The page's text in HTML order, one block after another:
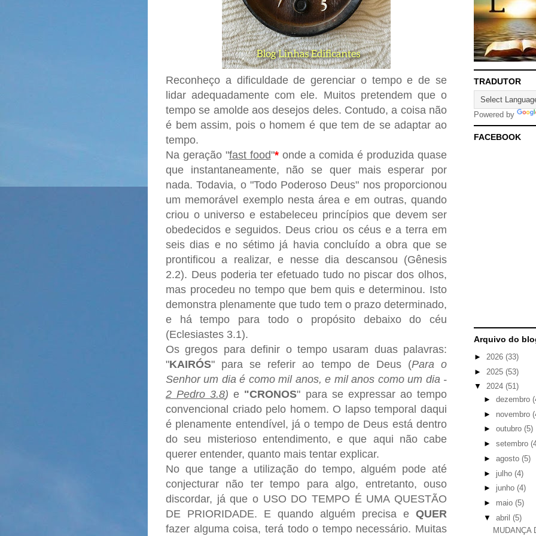
Reconheço a dificuldade de gerenciar o tempo e de se
lidar adequadamente com ele. Muitos pretendem que o
tempo se amolde aos desejos deles. Contudo, a coisa não
é bem assim, pois o homem é que tem de se adaptar ao
tempo.
Na geração "fast food"*onde a comida é produzida quase
que instantaneamente, não se quer mais esperar por
nada. Todavia, o "Todo Poderoso Deus" nos proporcionou
um memorável exemplo nesta área e em outras, quando
criou o universo e estabeleceu princípios que devem ser
obedecidos e seguidos. Deus criou os céus e a terra em
seis dias e no sétimo já havia concluído a obra que se
prontificou a realizar, e nesse dia descansou (Gênesis
2.2). Deus poderia ter efetuado tudo no piscar dos olhos,
mas procedeu no tempo que bem quis e determinou. Isto
demonstra plenamente que tudo tem o prazo determinado,
e há tempo para todo o propósito debaixo do céu
(Eclesiastes 3.1).
Os gregos para definir o tempo usaram duas palavras:
"KAIRÓS" para se referir ao tempo de Deus (Para o
Senhor um dia é como mil anos, e mil anos como um dia -
2 Pedro 3.8) e "CRONOS" para se expressar ao tempo
convencional criado pelo homem. O lapso temporal daqui
é plenamente entendível, já o tempo de Deus está dentro
do seu misterioso entendimento, e que aqui não cabe
querer entender, quanto mais tentar explicar.
No que tange a utilização do tempo, alguém pode até
conjecturar não ter tempo para algo, entretanto, ouso
discordar, já que o USO DO TEMPO É UMA QUESTÃO
DE PRIORIDADE. E quando alguém precisa e QUER
fazer alguma coisa, terá todo o tempo necessário. Muitas
TRADUTOR
Powered by
FACEBOOK
Arquivo do
► 2026 (33)
► 2025 (53)
▼ 2024 (51)
► dezembro
► novembro
► outubro (5)
► setembro
► agosto (5)
► julho (4)
► junho (4)
► maio (5)
▼ abril (5)
MUDANÇA